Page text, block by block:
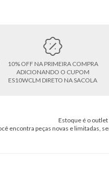
10% OFF NA PRIMEIRA COMPRA
ADICIONANDO O CUPOM
ES10WCLM DIRETO NA SACOLA
Estoque é o outlet
encontra peças novas e limitadas,